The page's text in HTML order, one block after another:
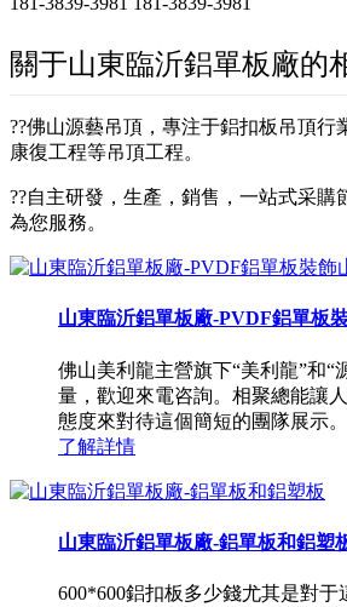
關于山東臨沂鋁單板廠的
??佛山源藝吊頂，專注于鋁扣板吊頂
康復工程等吊頂工程。
??自主研發，生產，銷售，一站式采購
為您服務。
山東臨沂鋁單板廠-PVDF鋁單板
佛山美利龍主營旗下“美利龍”和
量，歡迎來電咨詢。相聚總能讓
態度來對待這個簡短的團隊展示
了解詳情
山東臨沂鋁單板廠-鋁單板和鋁塑
600*600鋁扣板多少錢尤其是對